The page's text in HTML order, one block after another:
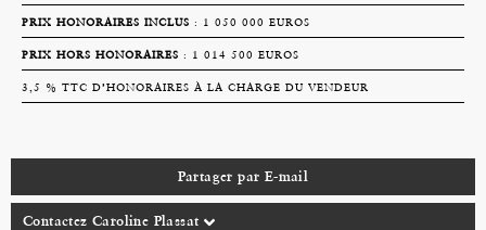
PRIX HONORAIRES INCLUS : 1 050 000 EUROS
PRIX HORS HONORAIRES : 1 014 500 EUROS
3,5 % TTC D’HONORAIRES À LA CHARGE DU VENDEUR
Partager par E-mail
Contactez Caroline Plassat